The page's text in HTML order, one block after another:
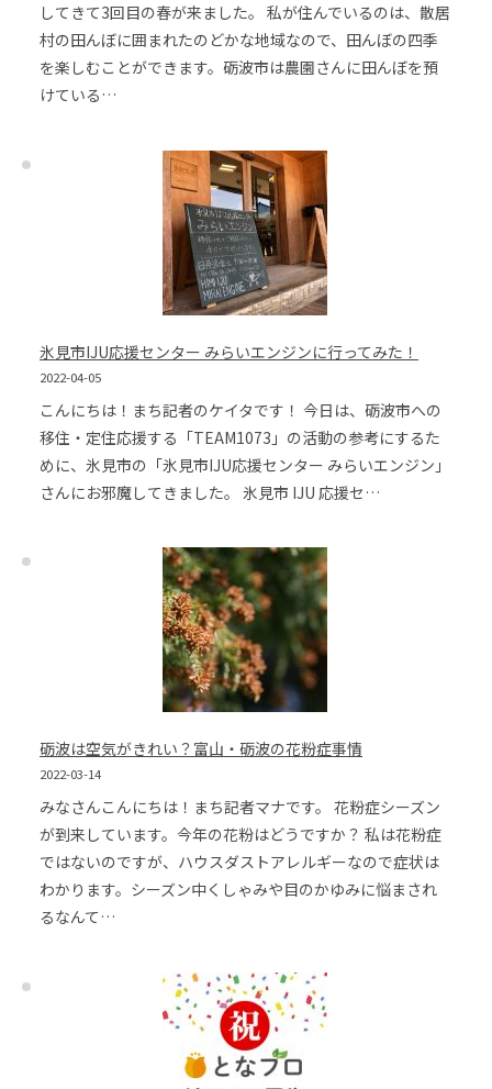
してきて3回目の春が来ました。 私が住んでいるのは、散居
村の田んぼに囲まれたのどかな地域なので、田んぼの四季
を楽しむことができます。砺波市は農園さんに田んぼを預
けている…
氷見市IJU応援センター みらいエンジンに行ってみた！
2022-04-05
こんにちは！まち記者のケイタです！ 今日は、砺波市への
移住・定住応援する「TEAM1073」の活動の参考にするた
めに、氷見市の「氷見市IJU応援センター みらいエンジン」
さんにお邪魔してきました。 氷見市 IJU 応援セ…
砺波は空気がきれい？富山・砺波の花粉症事情
2022-03-14
みなさんこんにちは！まち記者マナです。 花粉症シーズン
が到来しています。今年の花粉はどうですか？ 私は花粉症
ではないのですが、ハウスダストアレルギーなので症状は
わかります。シーズン中くしゃみや目のかゆみに悩まされ
るなんて…